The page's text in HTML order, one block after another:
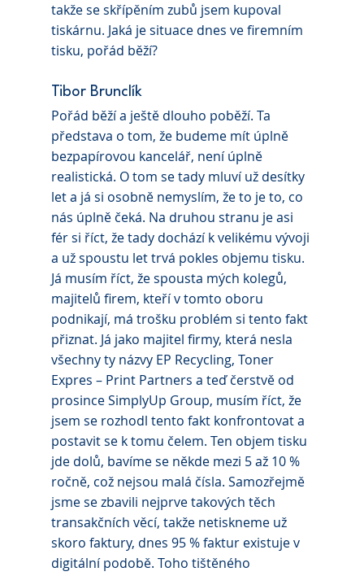
takže se skřípěním zubů jsem kupoval
tiskárnu. Jaká je situace dnes ve firemním
tisku, pořád běží?
Tibor Brunclík
Pořád běží a ještě dlouho poběží. Ta
představa o tom, že budeme mít úplně
bezpapírovou kancelář, není úplně
realistická. O tom se tady mluví už desítky
let a já si osobně nemyslím, že to je to, co
nás úplně čeká. Na druhou stranu je asi
fér si říct, že tady dochází k velikému vývoji
a už spoustu let trvá pokles objemu tisku.
Já musím říct, že spousta mých kolegů,
majitelů firem, kteří v tomto oboru
podnikají, má trošku problém si tento fakt
přiznat. Já jako majitel firmy, která nesla
všechny ty názvy EP Recycling, Toner
Expres – Print Partners a teď čerstvě od
prosince SimplyUp Group, musím říct, že
jsem se rozhodl tento fakt konfrontovat a
postavit se k tomu čelem. Ten objem tisku
jde dolů, bavíme se někde mezi 5 až 10 %
ročně, což nejsou malá čísla. Samozřejmě
jsme se zbavili nejprve takových těch
transakčních věcí, takže netiskneme už
skoro faktury, dnes 95 % faktur existuje v
digitální podobě. Toho tištěného